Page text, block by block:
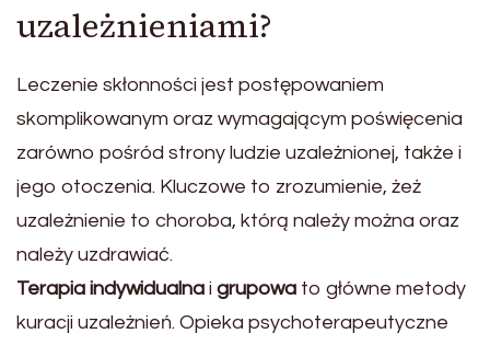
uzależnieniami?
Leczenie skłonności jest postępowaniem
skomplikowanym oraz wymagającym poświęcenia
zarówno pośród strony ludzie uzależnionej, także i
jego otoczenia. Kluczowe to zrozumienie, żeż
uzależnienie to choroba, którą należy można oraz
należy uzdrawiać.
Terapia indywidualna i grupowa to główne metody
kuracji uzależnień. Opieka psychoterapeutyczne